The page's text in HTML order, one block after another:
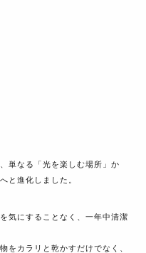
単なる「光を楽しむ場所」か
と進化しました。
気にすることなく、一年中清潔
をカラリと乾かすだけでなく、